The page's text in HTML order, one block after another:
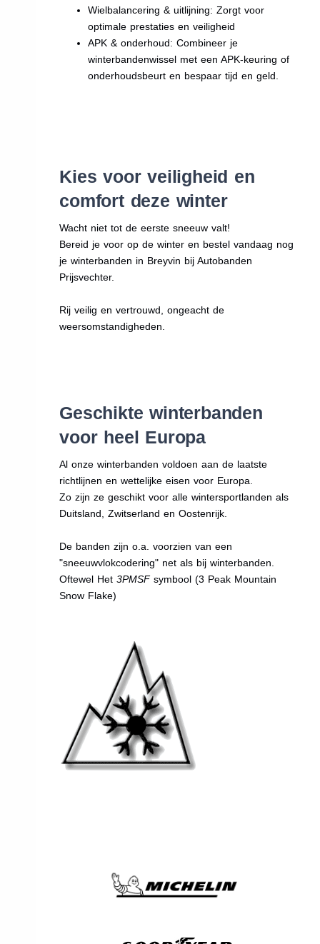
Wielbalancering & uitlijning: Zorgt voor
optimale prestaties en veiligheid
APK & onderhoud: Combineer je
winterbandenwissel met een APK-keuring of
onderhoudsbeurt en bespaar tijd en geld.
Kies voor veiligheid en
comfort deze winter
Wacht niet tot de eerste sneeuw valt!
Bereid je voor op de winter en bestel vandaag nog
je winterbanden in Breyvin bij Autobanden
Prijsvechter.
Rij veilig en vertrouwd, ongeacht de
weersomstandigheden.
Geschikte winterbanden
voor heel Europa
Al onze winterbanden voldoen aan de laatste
richtlijnen en wettelijke eisen voor Europa.
Zo zijn ze geschikt voor alle wintersportlanden als
Duitsland, Zwitserland en Oostenrijk.
De banden zijn o.a. voorzien van een
"sneeuwvlokcodering" net als bij winterbanden.
Oftewel Het3PMSFsymbool (3 Peak Mountain
Snow Flake)